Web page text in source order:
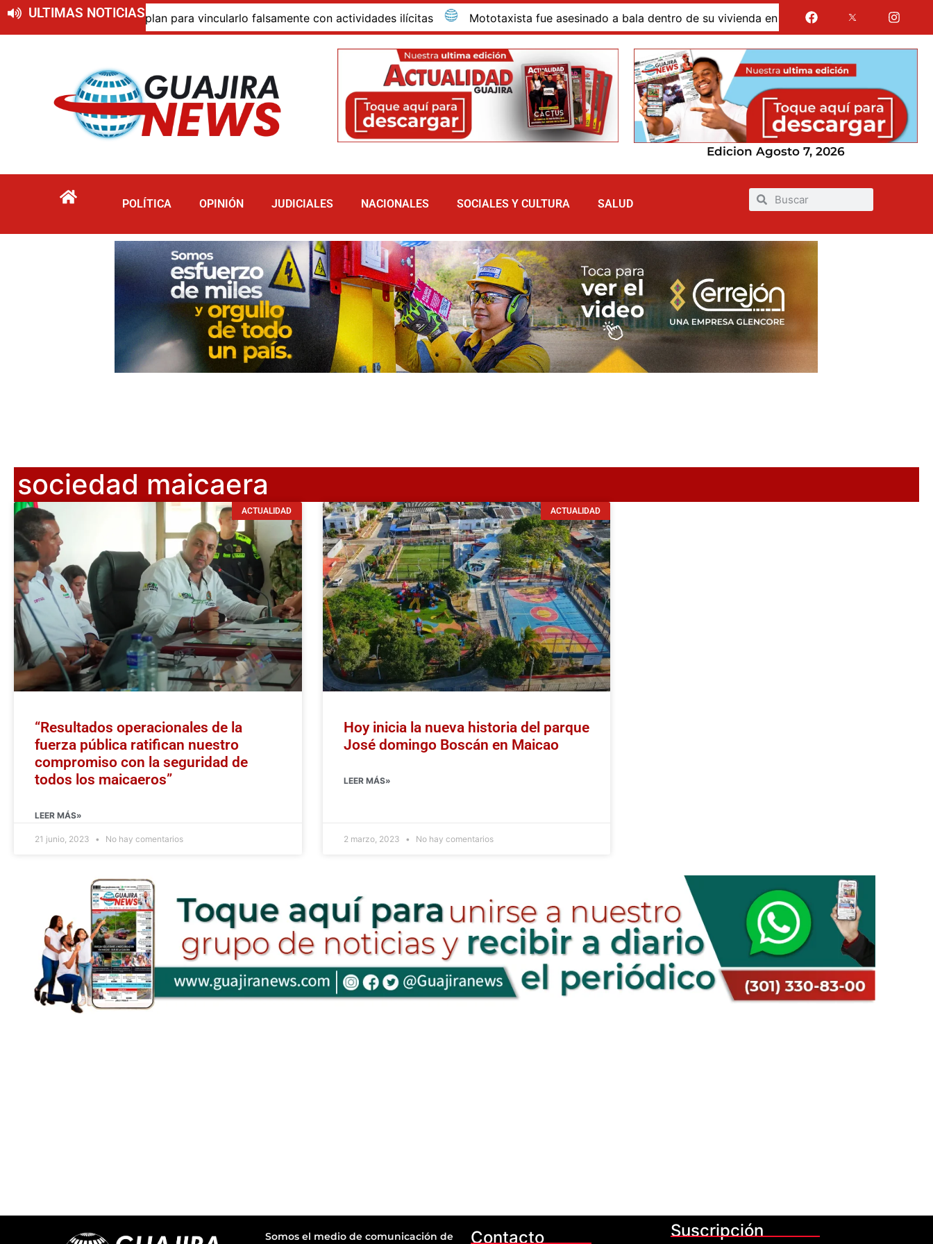
ULTIMAS NOTICIAS
supuesto plan para vincularlo falsamente con actividades ilícitas Mototaxista fue asesinado a bala dentro de su vivienda en el barrio Rojas Pinilla de Maicao
Edicion Agosto 7, 2026
POLÍTICA OPINIÓN JUDICIALES NACIONALES SOCIALES Y CULTURA SALUD
sociedad maicaera
ACTUALIDAD
“Resultados operacionales de la
fuerza pública ratifican nuestro
compromiso con la seguridad de
todos los maicaeros”
LEER MÁS»
21 junio, 2023 No hay comentarios
ACTUALIDAD
Hoy inicia la nueva historia del parque
José domingo Boscán en Maicao
LEER MÁS»
2 marzo, 2023 No hay comentarios
Somos el medio de comunicación de Contacto Suscripción